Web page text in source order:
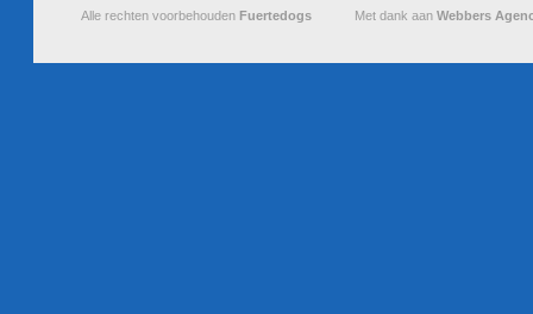
Alle rechten voorbehouden FuertedogsMet dank aan Webbers